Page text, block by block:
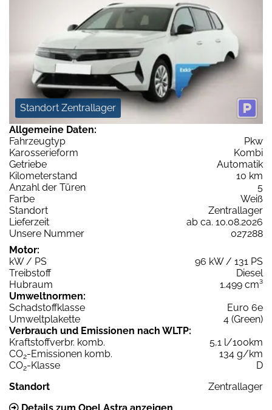
Standort Zentrallager
Allgemeine Daten:
Fahrzeugtyp
Pkw
Karosserieform
Kombi
Getriebe
Automatik
Kilometerstand
10 km
Anzahl der Türen
5
Farbe
Weiß
Standort
Zentrallager
Lieferzeit
ab ca. 10.08.2026
Unsere Nummer
027288
Motor:
kW / PS
96 kW / 131 PS
Treibstoff
Diesel
Hubraum
1.499 cm³
Umweltnormen:
Schadstoffklasse
Euro 6e
Umweltplakette
4 (Green)
Verbrauch und Emissionen nach WLTP:
Kraftstoffverbr. komb.
5,1 l/100km
CO2-Emissionen komb.
134 g/km
CO2-Klasse
D
Standort
Zentrallager